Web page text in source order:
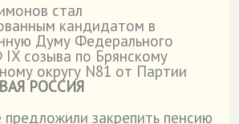
стал
кандидатом в
Думу Федерального
созыва по Брянскому
округу N81 от Партии
РОССИЯ
закрепить пенсию